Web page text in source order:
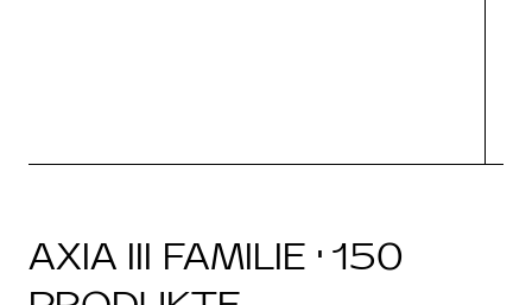
AXIA III FAMILIE · 150